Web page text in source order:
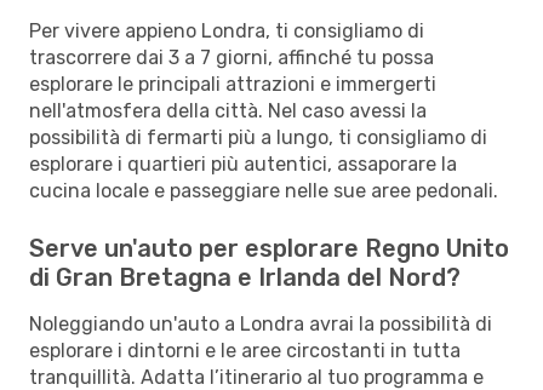
Per vivere appieno Londra, ti consigliamo di
trascorrere dai 3 a 7 giorni, affinché tu possa
esplorare le principali attrazioni e immergerti
nell'atmosfera della città. Nel caso avessi la
possibilità di fermarti più a lungo, ti consigliamo di
esplorare i quartieri più autentici, assaporare la
cucina locale e passeggiare nelle sue aree pedonali.
Serve un'auto per esplorare Regno Unito
di Gran Bretagna e Irlanda del Nord?
Noleggiando un'auto a Londra avrai la possibilità di
esplorare i dintorni e le aree circostanti in tutta
tranquillità. Adatta l’itinerario al tuo programma e